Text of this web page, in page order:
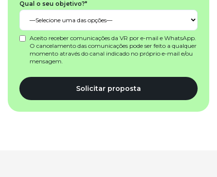
Qual o seu objetivo?*
Aceito receber comunicações da VR por e-mail e WhatsApp.
O cancelamento das comunicações pode ser feito a qualquer
momento através do canal indicado no próprio e-mail e/ou
mensagem.
Solicitar proposta